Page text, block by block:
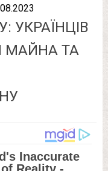
УКРАЇНЦІВ
МАЙНА ТА